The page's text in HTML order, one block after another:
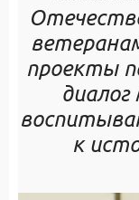
проекты
к